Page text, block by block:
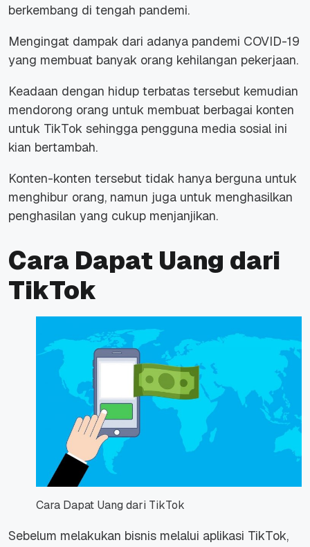
berkembang di tengah pandemi.
Mengingat dampak dari adanya pandemi COVID-19
yang membuat banyak orang kehilangan pekerjaan.
Keadaan dengan hidup terbatas tersebut kemudian
mendorong orang untuk membuat berbagai konten
untuk TikTok sehingga pengguna media sosial ini
kian bertambah.
Konten-konten tersebut tidak hanya berguna untuk
menghibur orang, namun juga untuk menghasilkan
penghasilan yang cukup menjanjikan.
Cara Dapat Uang dari
TikTok
Cara Dapat Uang dari TikTok
Sebelum melakukan bisnis melalui aplikasi TikTok,